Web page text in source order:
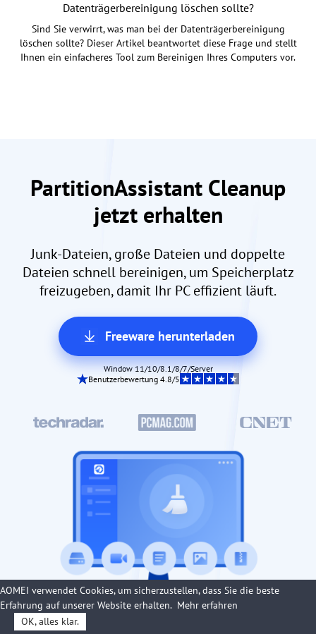
Datenträgerbereinigung löschen sollte?
Sind Sie verwirrt, was man bei der Datenträgerbereinigung
löschen sollte? Dieser Artikel beantwortet diese Frage und stellt
Ihnen ein einfacheres Tool zum Bereinigen Ihres Computers vor.
PartitionAssistant Cleanup
jetzt erhalten
Junk-Dateien, große Dateien und doppelte
Dateien schnell bereinigen, um Speicherplatz
freizugeben, damit Ihr PC effizient läuft.
Freeware herunterladen
Window 11/10/8.1/8/7/Server
Benutzerbewertung 4.8/5
AOMEI verwendet Cookies, um sicherzustellen, dass Sie die beste
Erfahrung auf unserer Website erhalten. Mehr erfahren
OK, alles klar.